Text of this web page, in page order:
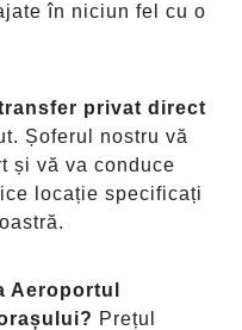
în niciun fel cu o
privat direct
Șoferul nostru vă
și vă va conduce
locație specificați
Aeroportul
Prețul